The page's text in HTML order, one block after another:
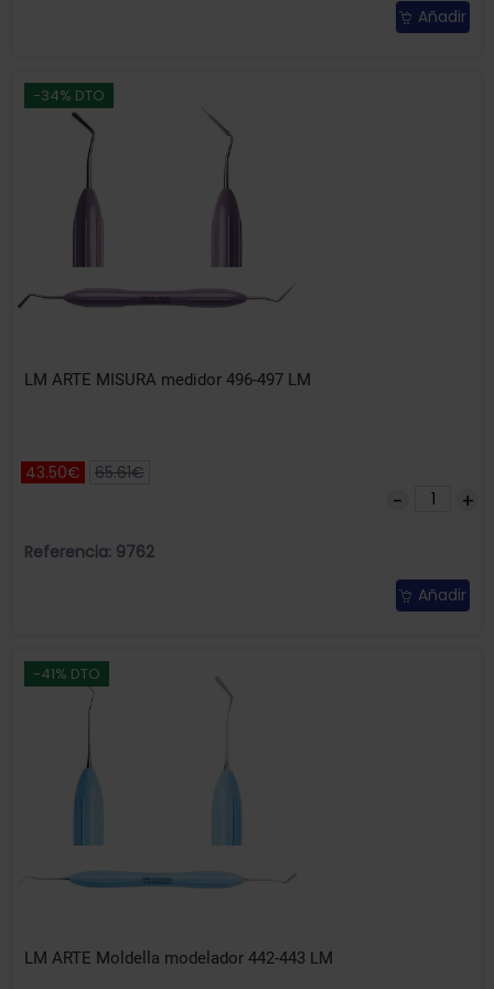
Añadir
-34% DTO
LM ARTE MISURA medidor 496-497 LM
43.50€ 65.61€
Referencia: 9762
Añadir
-41% DTO
LM ARTE Moldella modelador 442-443 LM